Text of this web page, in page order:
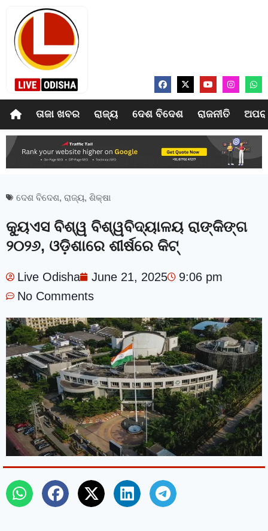
ତାଜା ଖବର ରାଜ୍ୟ ଦେଶ ବିଦେଶ ରାଜନୀତି
ଦେଶ ବିଦେଶ, ରାଜ୍ୟ, ଶିକ୍ଷା
କ୍ୟୁଏସ ବିଶ୍ୱ ବିଶ୍ୱବିଦ୍ୟାଳୟ ରାଙ୍କିଙ୍ଗ
୨୦୨୬, ଓଡ଼ିଶାରେ ଶୀର୍ଷରେ କିଟ୍
Live Odisha June 21, 2025
9:06 pm
No Comments